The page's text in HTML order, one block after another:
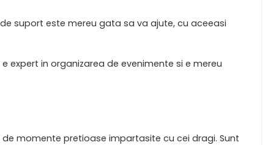
suport este mereu gata sa va ajute, cu aceeasi
expert in organizarea de evenimente si e mereu
momente pretioase impartasite cu cei dragi. Sunt